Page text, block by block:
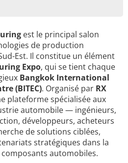
est le principal salon
de production
Est. Il constitue un élément
Expo, qui se tient chaque
Bangkok International
(BITEC). Organisé par RX
plateforme spécialisée aux
automobile — ingénieurs,
développeurs, acheteurs
de solutions ciblées,
stratégiques dans la
automobiles.